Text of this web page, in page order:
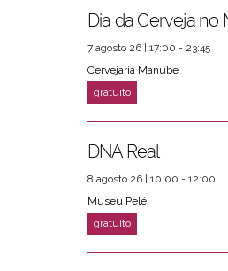
Dia da Cerveja no
7 agosto 26 | 17:00 - 23:45
Cervejaria Manube
DNA Real
8 agosto 26 | 10:00 - 12:00
Museu Pelé